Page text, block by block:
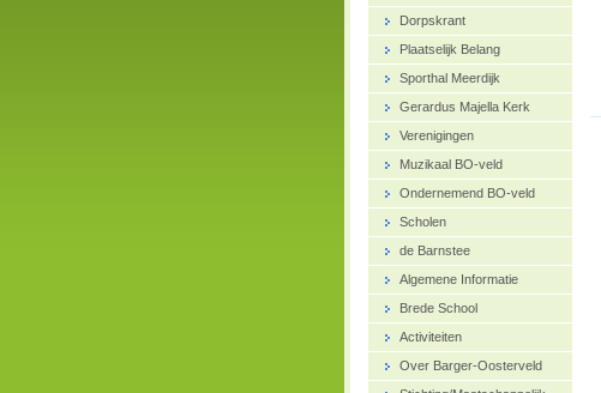
Dorpskrant
Plaatselijk Belang
Sporthal Meerdijk
Gerardus Majella Kerk
Verenigingen
Muzikaal BO-veld
Ondernemend BO-veld
Scholen
de Barnstee
Algemene Informatie
Brede School
Activiteiten
Over Barger-Oosterveld